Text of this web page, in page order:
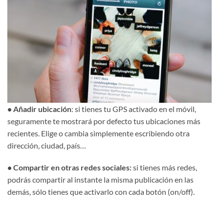
• Añadir ubicación: si tienes tu GPS activado en el móvil,
seguramente te mostrará por defecto tus ubicaciones más
recientes. Elige o cambia simplemente escribiendo otra
dirección, ciudad, país…
• Compartir en otras redes sociales:si tienes más redes,
podrás compartir al instante la misma publicación en las
demás, sólo tienes que activarlo con cada botón (on/off).